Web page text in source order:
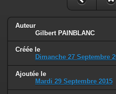
Auteur
Gilbert PAINBLANC
Créée le
Dimanche 27 Septembre
Ajoutée le
Mardi 29 Septembre 2015